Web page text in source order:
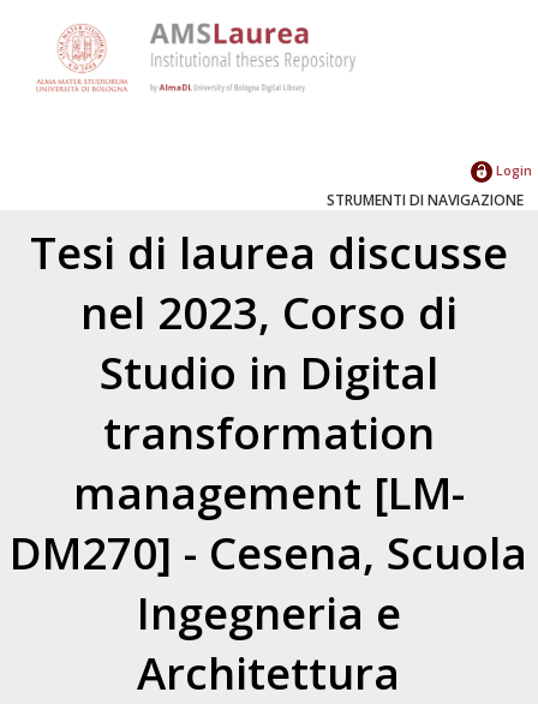
Login
STRUMENTI DI NAVIGAZIONE
Tesi di laurea discusse
nel 2023, Corso di
Studio in Digital
transformation
management [LM-
DM270] - Cesena, Scuola
Ingegneria e
Architettura